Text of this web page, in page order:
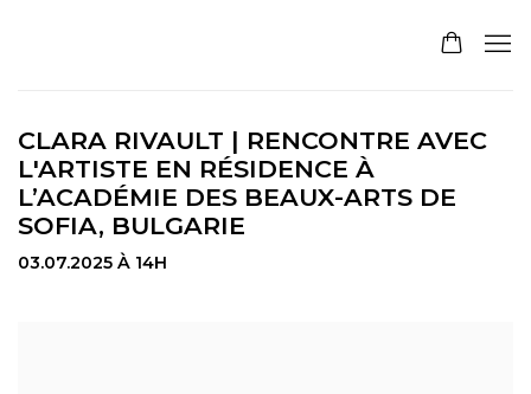
CLARA RIVAULT | RENCONTRE AVEC
L'ARTISTE EN RÉSIDENCE À
L’ACADÉMIE DES BEAUX-ARTS DE
SOFIA, BULGARIE
03.07.2025 À 14H